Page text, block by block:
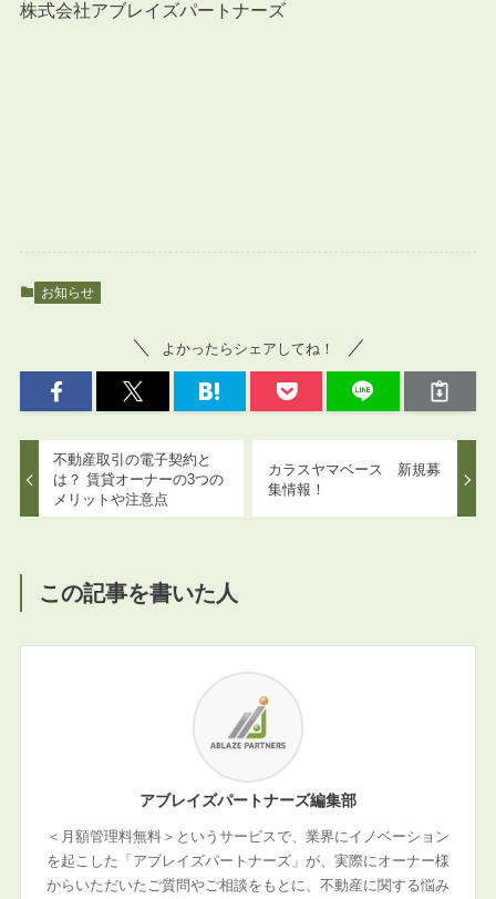
株式会社アブレイズパートナーズ
お知らせ
よかったらシェアしてね！
不動産取引の電子契約と
は？ 賃貸オーナーの3つの
メリットや注意点
カラスヤマベース 新規募
集情報！
この記事を書いた人
アブレイズパートナーズ編集部
＜月額管理料無料＞というサービスで、業界にイノベーション
を起こした「アブレイズパートナーズ」が、実際にオーナー様
からいただいたご質問やご相談をもとに、不動産に関する悩み